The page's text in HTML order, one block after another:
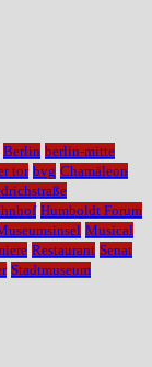
Berlin berlin-mitte
tor bvg Chamäleon
Humboldt Forum
Musical
Restaurant Senat
Stadtmuseum